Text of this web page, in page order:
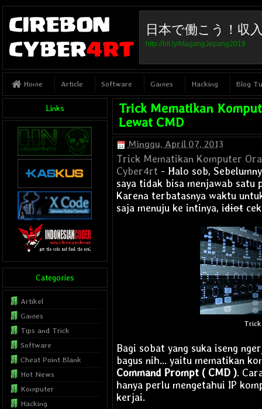
日本で働こう！収
http://bit.ly/MagangJepang2019
Home Article Software Games Hacking Blog
Trick Mematikan
Lewat CMD
Minggu, April 07, 2013
Trick Mematikan Komputer
Cyber4rt - Halo sob,
saya tidak bisa menjawab satu
Karena terbatasnya waktu
saja menuju ke intinya, idiot
Trick
Bagi sobat yang suka iseng
bagus nih... yaitu mematikan
Command Prompt ( CMD ).
hanya perlu mengetahui IP
kerjai.
Links
Categories
Artikel
Games
Tips and Trick
Software
Cheat Point Blank
Hot News
Komputer
Hacking